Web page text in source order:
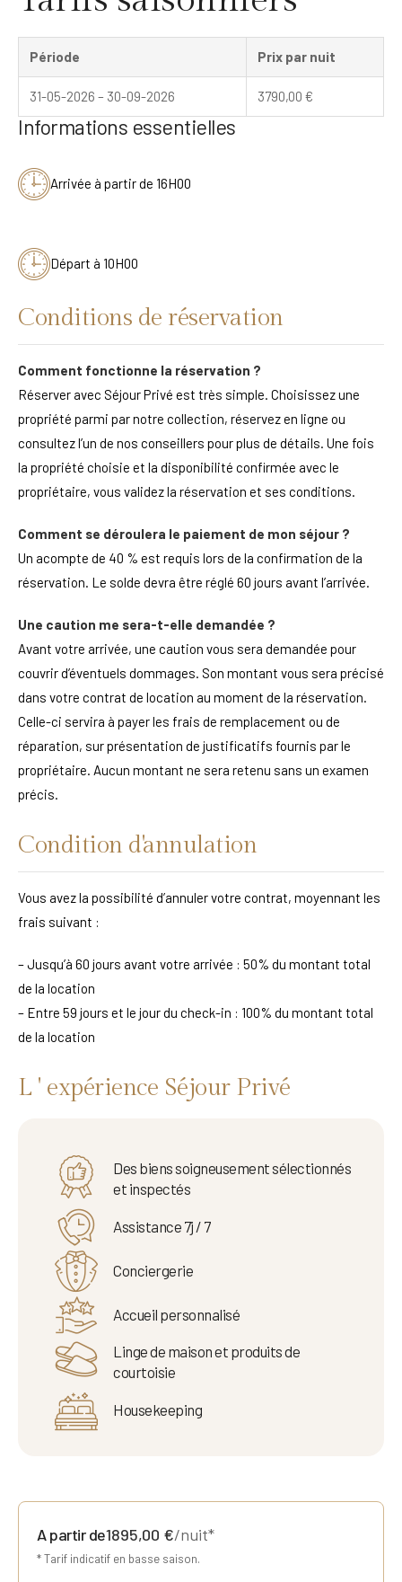
Période Prix par nuit
31-05-2026 – 30-09-2026 3790,00 €
Informations essentielles
Arrivée à partir de 16H00
Départ à 10H00
Conditions de réservation
Comment fonctionne la réservation ?
Réserver avec Séjour Privé est très simple. Choisissez une
propriété parmi par notre collection, réservez en ligne ou
consultez l’un de nos conseillers pour plus de détails. Une fois
la propriété choisie et la disponibilité confirmée avec le
propriétaire, vous validez la réservation et ses conditions.
Comment se déroulera le paiement de mon séjour ?
Un acompte de 40 % est requis lors de la confirmation de la
réservation. Le solde devra être réglé 60 jours avant l’arrivée.
Une caution me sera-t-elle demandée ?
Avant votre arrivée, une caution vous sera demandée pour
couvrir d’éventuels dommages. Son montant vous sera précisé
dans votre contrat de location au moment de la réservation.
Celle-ci servira à payer les frais de remplacement ou de
réparation, sur présentation de justificatifs fournis par le
propriétaire. Aucun montant ne sera retenu sans un examen
précis.
Condition d'annulation
Vous avez la possibilité d’annuler votre contrat, moyennant les
frais suivant :
– Jusqu’à 60 jours avant votre arrivée : 50% du montant total
de la location
– Entre 59 jours et le jour du check-in : 100% du montant total
de la location
L ' expérience Séjour Privé
Des biens soigneusement sélectionnés
et inspectés
Assistance 7j / 7
Conciergerie
Accueil personnalisé
Linge de maison et produits de
courtoisie
Housekeeping
A partir de1895,00 €/nuit*
* Tarif indicatif en basse saison.